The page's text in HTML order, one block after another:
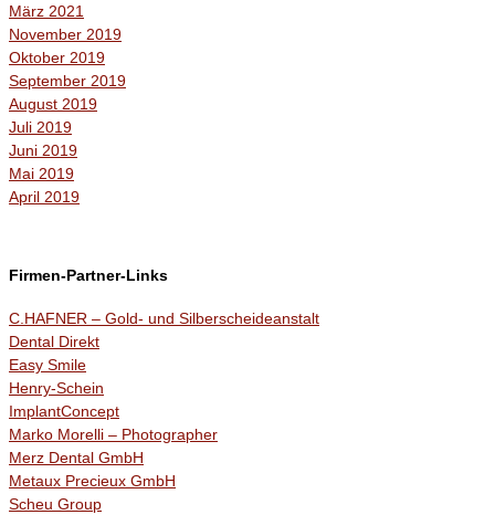
März 2021
November 2019
Oktober 2019
September 2019
August 2019
Juli 2019
Juni 2019
Mai 2019
April 2019
Firmen-Partner-Links
C.HAFNER – Gold- und Silberscheideanstalt
Dental Direkt
Easy Smile
Henry-Schein
ImplantConcept
Marko Morelli – Photographer
Merz Dental GmbH
Metaux Precieux GmbH
Scheu Group